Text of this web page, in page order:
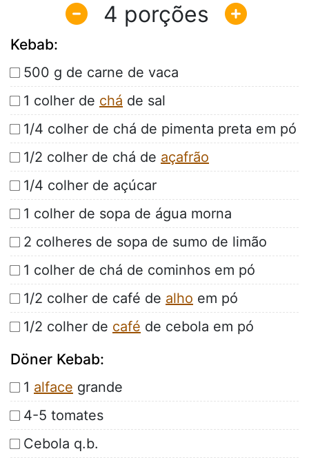
4
Kebab:
500 g de carne de vaca
1 colher de chá de sal
1/4 colher de chá de pimenta preta em pó
1/2 colher de chá de açafrão
1/4 colher de açúcar
1 colher de sopa de água morna
2 colheres de sopa de sumo de limão
1 colher de chá de cominhos em pó
1/2 colher de café de alho em pó
1/2 colher de café de cebola em pó
Döner Kebab:
1 alface grande
4-5 tomates
Cebola q.b.